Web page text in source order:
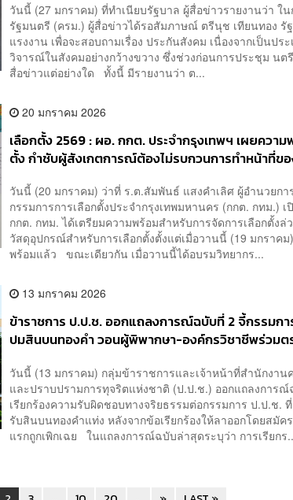
วันนี้ (27 มกราคม) ที่ทำเนียบรัฐบาล ผู้สื่อข่าวรายงานว่า ใ
รัฐมนตรี (ครม.) ผู้สื่อข่าวได้รอสัมภาษณ์ ตรีนุช เทียนทอง รั
แรงงาน เพื่อจะสอบถามเรื่อง ประกันสังคม เนื่องจากเป็นปร
วิจารณ์ในสังคมอย่างกว้างขวาง ซึ่งช่วงก่อนการประชุม น
สื่อข่าวแต่อย่างใด ทั้งนี้ มีรายงานว่า ต...
20 มกราคม 2026
เลือกตั้ง 2569 : ผอ. กกต. ประจำกรุงเทพฯ เผยควา
ตั้ง กำชับผู้สังเกตการณ์ต้องไม่รบกวนการทำหน้าที่ข
วันนี้ (20 มกราคม) ว่าที่ ร.ต.สัมพันธ์ แสงคำเลิศ ผู้อำนวยก
กรรมการการเลือกตั้งประจำกรุงเทพมหานคร (กกต. กทม.) เ
กกต. กทม. ได้เตรียมความพร้อมสำหรับการจัดการเลือกตั้งล่
วัสดุอุปกรณ์สำหรับการเลือกตั้งตั้งแต่เมื่อวานนี้ (19 มกราค
พร้อมแล้ว ขณะเดียวกัน เมื่อวานนี้ได้อบรมวิทยากร...
13 มกราคม 2026
ข้าราชการ ป.ป.ช. ออกแถลงการณ์ฉบับที่ 2 จี้กรรมก
ปมสินบนทองคำ วอนผู้พิพากษา-องค์กรวิชาชีพร่วม
วันนี้ (13 มกราคม) กลุ่มข้าราชการและเจ้าหน้าที่สำนักงาน
และปราบปรามการทุจริตแห่งชาติ (ป.ป.ช.) ออกแถลงการณ์
เรียกร้องความรับผิดชอบทางจริยธรรมต่อกรรมการ ป.ป.ช.
รับสินบนทองคำแท่ง หลังจากข้อเรียกร้องให้ลาออกโดยสมั
แรกถูกเพิกเฉย ในแถลงการณ์ฉบับล่าสุดระบุว่า การเรียกร